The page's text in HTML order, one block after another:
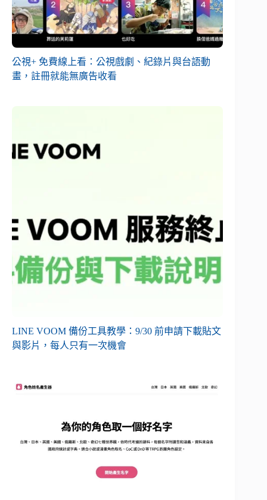
公視+ 免費線上看：公視戲劇、紀錄片與台語動
畫，註冊就能無廣告收看
LINE VOOM 備份工具教學：9/30 前申請下載貼文
與影片，每人只有一次機會